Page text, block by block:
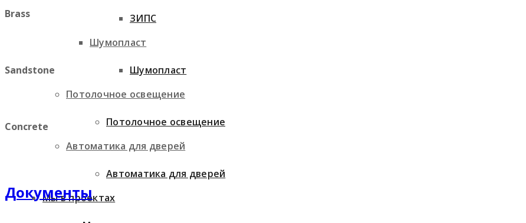
Шумопласт
Потолочное освещение
Автоматика для дверей
Мы в проектах
ЗИПС
Шумопласт
Потолочное освещение
Автоматика для дверей
Brass
Sandstone
Concrete
Документы